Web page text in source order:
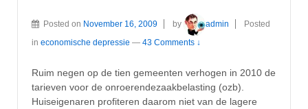
Posted on November 16, 2009 by admin
Posted
in economische depressie — 43 Comments ↓
Ruim negen op de tien gemeenten verhogen in 2010 de
tarieven voor de onroerendezaakbelasting (ozb).
Huiseigenaren profiteren daarom niet van de lagere